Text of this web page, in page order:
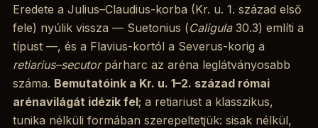
Eredete a Julius–Claudius-korba (Kr. u. 1. század első
fele) nyúlik vissza — Suetonius (Caligula30.3) említi a
típust —, és a Flavius-kortól a Severus-korig a
retiarius–secutorpárharc az aréna leglátványosabb
száma. Bemutatóink a Kr. u. 1–2. század római
arénavilágát idézik fel; a retiariust a klasszikus,
tunika nélküli formában szerepeltetjük: sisak nélkül,